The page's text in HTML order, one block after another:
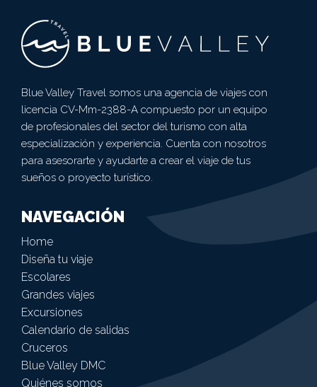
Blue Valley Travel somos una agencia de viajes con
licencia CV-Mm-2388-A compuesto por un equipo
de profesionales del sector del turismo con alta
especialización y experiencia. Cuenta con nosotros
para asesorarte y ayudarte a crear el viaje de tus
sueños o proyecto turístico.
NAVEGACIÓN
Home
Diseña tu viaje
Escolares
Grandes viajes
Excursiones
Calendario de salidas
Cruceros
Blue Valley DMC
Quiénes somos